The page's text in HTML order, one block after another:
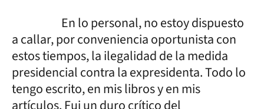
En lo personal, no estoy dispuesto
a callar, por conveniencia oportunista con
estos tiempos, la ilegalidad de la medida
presidencial contra la expresidenta. Todo lo
tengo escrito, en mis libros y en mis